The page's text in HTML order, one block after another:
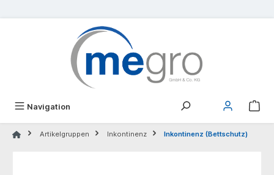
Navigation
Artikelgruppen Inkontinenz Inkontinenz (Bettschutz)